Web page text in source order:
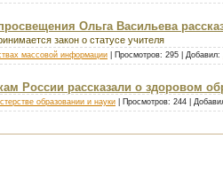
Ольга Васильева
закон о статусе учителя
массовой информации | Просмотров: 295 | Добавил:
России рассказали о здоровом
образовании и науки | Просмотров: 244 |